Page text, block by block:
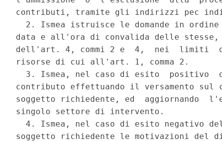
contributi, tramite gli indirizzi pec
2. Ismea istruisce le domande in
data e all'ora di convalida delle
dell'art. 4, commi 2 e  4,  nei  limiti
risorse di cui all'art. 1, comma 2.
3. Ismea, nel caso di esito  positivo
contributo effettuando il versamento sul
soggetto richiedente, ed  aggiornando
singolo settore di intervento.
4. Ismea, nel caso di esito negativo
soggetto richiedente le motivazioni del